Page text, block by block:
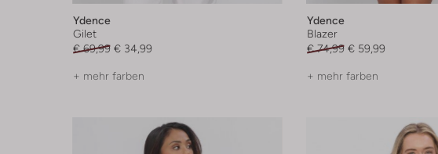
Ydence
Gilet
€ 69,99 € 34,99
+ mehr farben
Ydence
Blazer
€ 74,99 € 59,99
+ mehr farben